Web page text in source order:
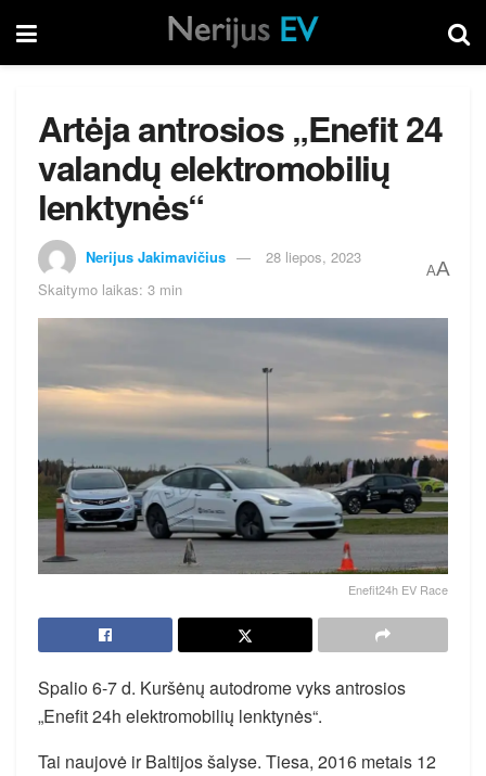
Artėja antrosios „Enefit 24
valandų elektromobilių
lenktynės“
Nerijus Jakimavičius
28 liepos, 2023
Skaitymo laikas: 3 min
AA
Enefit24h EV Race
Spalio 6-7 d. Kuršėnų autodrome vyks antrosios
„Enefit 24h elektromobilių lenktynės“.
Tai naujovė ir Baltijos šalyse. Tiesa, 2016 metais 12